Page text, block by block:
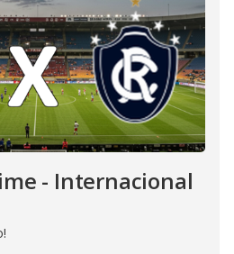
- Internacional